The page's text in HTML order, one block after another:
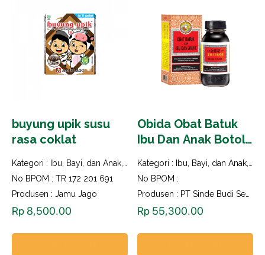
buyung upik susu
rasa coklat
Kategori : Ibu, Bayi, dan Anak
Imun Booster
No BPOM : TR 172 201 691
Produsen : Jamu Jago
Rp8,500.00
Obida Obat Batuk
Ibu Dan Anak Botol
Kategori : Ibu, Bayi, dan Anak
No BPOM :
Rp 55,300.00